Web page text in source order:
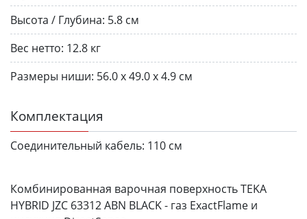
Высота / Глубина: 5.8 см
Вес нетто: 12.8 кг
Размеры ниши: 56.0 х 49.0 х 4.9 см
Комплектация
Соединительный кабель: 110 см
Комбинированная варочная поверхность TEKA
HYBRID JZC 63312 ABN BLACK - газ ExactFlame и